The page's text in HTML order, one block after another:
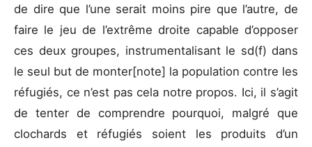
de dire que l’une serait moins pire que l’autre, de
faire le jeu de l’extrême droite capable d’opposer
ces deux groupes, instrumentalisant le sd(f) dans
le seul but de monter[note] la population contre les
réfugiés, ce n’est pas cela notre propos. Ici, il s’agit
de tenter de comprendre pourquoi, malgré que
clochards et réfugiés soient les produits d’un